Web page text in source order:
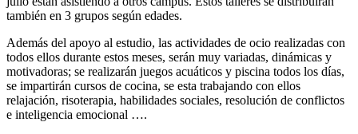
también en 3 grupos según edades.
Además del apoyo al estudio, las actividades de ocio realizadas con
todos ellos durante estos meses, serán muy variadas, dinámicas y
motivadoras; se realizarán juegos acuáticos y piscina todos los días,
se impartirán cursos de cocina, se esta trabajando con ellos
relajación, risoterapia, habilidades sociales, resolución de conflictos
e inteligencia emocional ….